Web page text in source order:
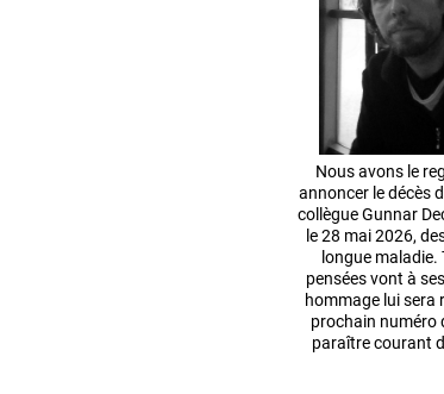
Nous avons le
annoncer le décès
collègue Gunnar
le 28 mai 2026,
longue maladie.
pensées vont à
hommage lui sera
prochain numéro
paraître courant